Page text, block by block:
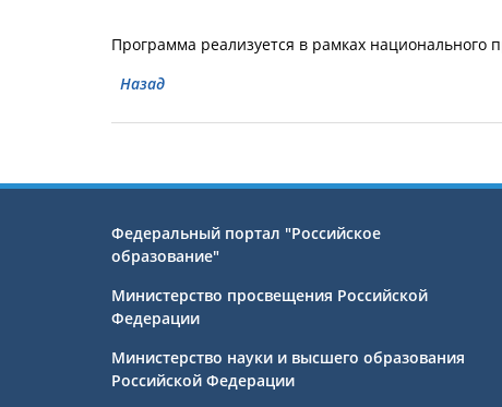
Программа реализуется в рамках национального
Назад
Федеральный портал "Российское
образование"
Министерство просвещения Российской
Федерации
Министерство науки и высшего образования
Российской Федерации